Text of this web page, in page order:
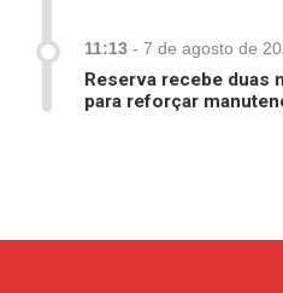
11:13 - 7 de agosto de
Reserva recebe duas
para reforçar